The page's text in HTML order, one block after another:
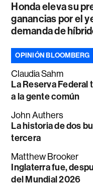
Honda eleva su
ganancias por el
demanda de
OPINIÓN BLOOMBERG
Claudia Sahm
La Reserva Federal
a la gente común
John Authers
La historia de dos
tercera
Matthew Brooker
Inglaterra fue,
del Mundial 2026